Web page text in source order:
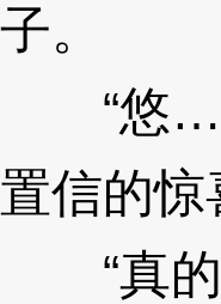
子。
“悠…真
置信的惊
“真的